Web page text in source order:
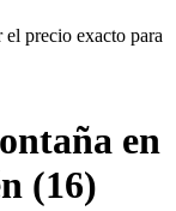
el precio exacto para
en
(16)